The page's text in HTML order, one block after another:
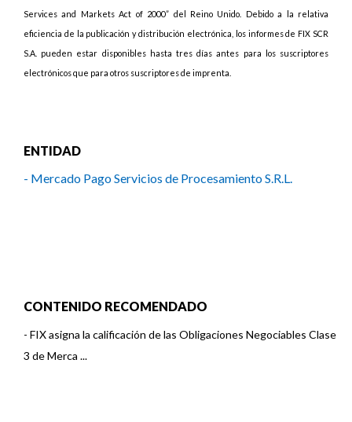
Services and Markets Act of 2000” del Reino Unido. Debido a la relativa
eficiencia de la publicación y distribución electrónica, los informes de FIX SCR
S.A. pueden estar disponibles hasta tres días antes para los suscriptores
electrónicos que para otros suscriptores de imprenta.
ENTIDAD
- Mercado Pago Servicios de Procesamiento S.R.L.
CONTENIDO RECOMENDADO
- FIX asigna la calificación de las Obligaciones Negociables Clase
3 de Merca ...